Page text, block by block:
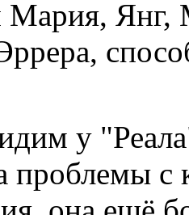
Янг,
у
проблемы с